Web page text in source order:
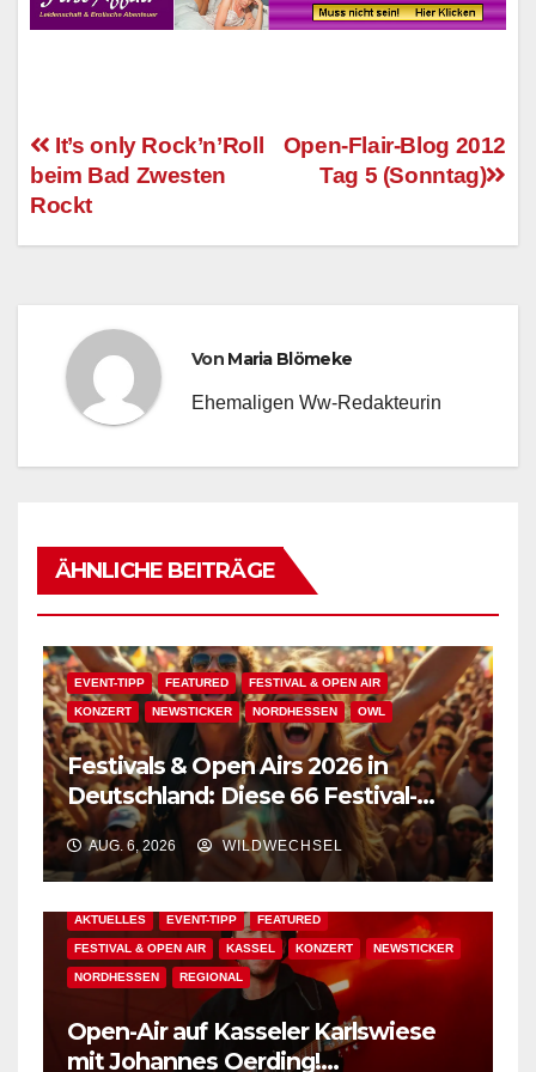
Beitragsnavigation
Open-Flair-Blog 2012
Tag 5 (Sonntag)
It’s only Rock’n’Roll
beim Bad Zwesten
Rockt
Von Maria Blömeke
Ehemaligen Ww-Redakteurin
ÄHNLICHE BEITRÄGE
EVENT-TIPP FEATURED FESTIVAL & OPEN AIR
KONZERT NEWSTICKER NORDHESSEN OWL
Festivals & Open Airs 2026 in
Deutschland: Diese 66 Festival-
Events warten auf Dich!
AUG. 6, 2026 WILDWECHSEL
AKTUELLES EVENT-TIPP FEATURED
FESTIVAL & OPEN AIR KASSEL KONZERT NEWSTICKER
NORDHESSEN REGIONAL
Open-Air auf Kasseler Karlswiese
mit Johannes Oerding!